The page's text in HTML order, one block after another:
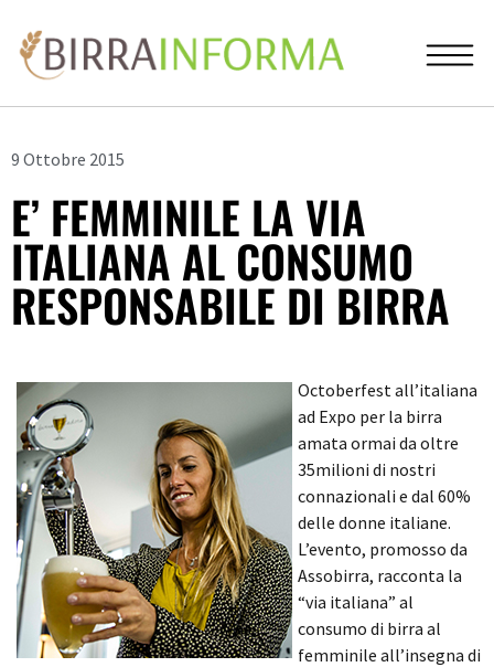
9 Ottobre 2015
E’ FEMMINILE LA VIA
ITALIANA AL CONSUMO
RESPONSABILE DI BIRRA
Octoberfest all’italiana
ad Expo per la birra
amata ormai da oltre
35milioni di nostri
connazionali e dal 60%
delle donne italiane.
L’evento, promosso da
Assobirra, racconta la
“via italiana” al
consumo di birra al
femminile all’insegna di